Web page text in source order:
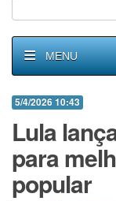
MENU
5/4/2026 10:43
Lula
para
popular